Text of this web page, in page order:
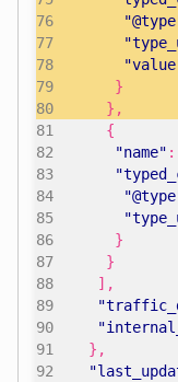
}
},
{
"name" :
}
}
],
},